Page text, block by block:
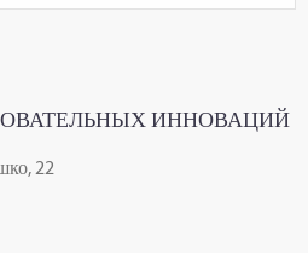
ИННОВАЦИЙ
22